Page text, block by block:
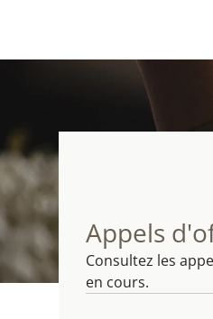
Appels
Consultez les
en cours.